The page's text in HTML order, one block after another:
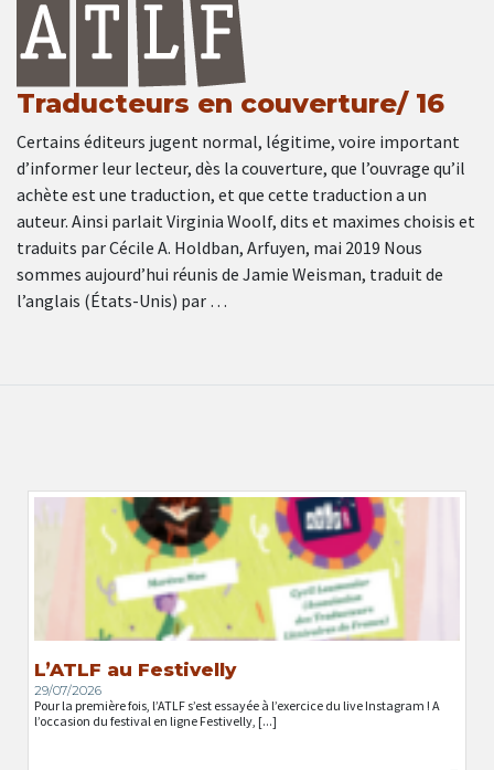
Traducteurs en couverture/ 16
Certains éditeurs jugent normal, légitime, voire important
d’informer leur lecteur, dès la couverture, que l’ouvrage qu’il
achète est une traduction, et que cette traduction a un
auteur. Ainsi parlait Virginia Woolf, dits et maximes choisis et
traduits par Cécile A. Holdban, Arfuyen, mai 2019 Nous
sommes aujourd’hui réunis de Jamie Weisman, traduit de
l’anglais (États-Unis) par …
L’ATLF au Festivelly
29/07/2026
Pour la première fois, l’ATLF s’est essayée à l’exercice du live Instagram ! A
l’occasion du festival en ligne Festivelly, [...]